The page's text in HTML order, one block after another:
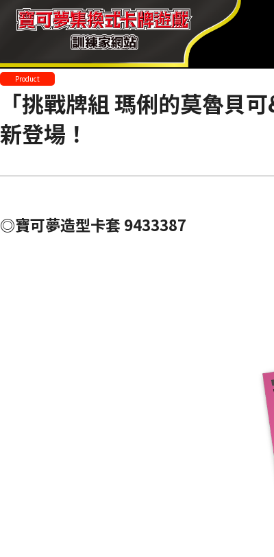
Product
「挑戰牌組 瑪俐的莫魯貝
新登場！
◎寶可夢造型卡套 9433387